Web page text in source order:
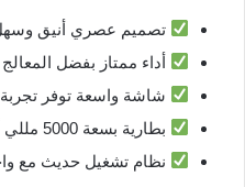
تصميم عصري أنيق
أداء ممتاز بفضل
شاشة واسعة توفر
بطارية بسعة 5000 مللي أمبير، تدوم لفترة طويلة.
نظام تشغيل حديث مع